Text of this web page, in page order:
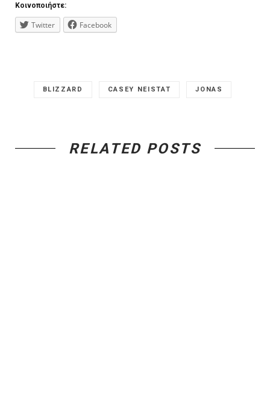
Κοινοποιήστε:
Twitter Facebook
BLIZZARD CASEY NEISTAT JONAS
RELATED POSTS